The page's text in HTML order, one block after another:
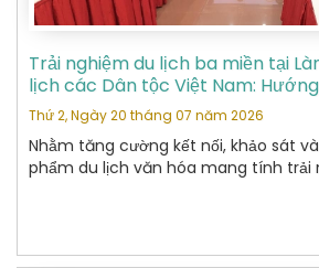
Trải nghiệm du lịch ba miền tại
lịch các Dân tộc Việt Nam:
phẩm du lịch văn hóa đặc sắc
Thứ 2, Ngày 20 tháng 07 năm 2026
Nhằm tăng cường kết nối, khảo sát
phẩm du lịch văn hóa mang tính trải
Lịch Hoàn Kiếm đã tham gia
tế tại Làng Văn hóa – Du lịch các